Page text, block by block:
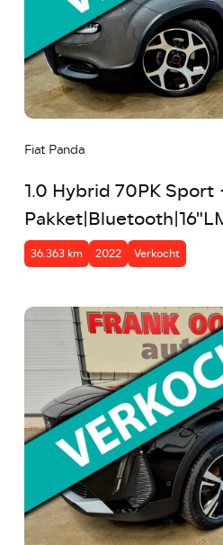
Fiat Panda
1.0 Hybrid 70PK Sport
36.363 km 2022 Verkocht